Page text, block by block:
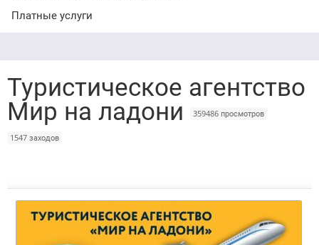
Туристическое агентство
Мир на ладони 359486 просмотров
1547 заходов
Платные услуги